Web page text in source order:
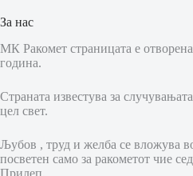
За нас
МК Ракомет страницата е
година.
Страната известува за
цел свет.
Љубов , труд и желба се вложува
посветен само за ракометот чие
Прилеп.